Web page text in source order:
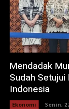
Mendadak
Sudah
Indonesia
Ekonomi Senin,